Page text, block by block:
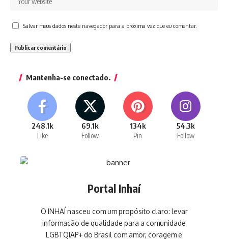
Salvar meus dados neste navegador para a próxima vez que eu comentar.
Mantenha-se conectado.
248.1k
Like
69.1k
Follow
134k
Pin
54.3k
Follow
Portal Inhaí
O INHAÍ nasceu com um propósito claro: levar
informação de qualidade para a comunidade
LGBTQIAP+ do Brasil com amor, coragem e